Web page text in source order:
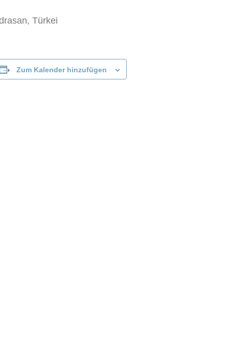
Zum Kalender hinzufügen